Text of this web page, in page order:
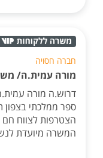
חברה חסויה
מורה עמית.ה/
דרוש.ה מורה
ספר ממלכתי
הצטרפות לצווח חם
המשרה מיועדת